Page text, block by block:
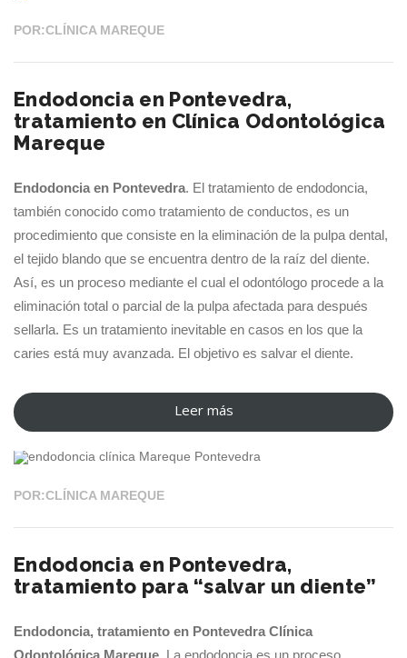
Dental
Marisol
POR:CLÍNICA MAREQUE
Endodoncia en Pontevedra,
tratamiento en Clínica Odontológica
Mareque
Endodoncia en Pontevedra. El tratamiento de endodoncia,
también conocido como tratamiento de conductos, es un
procedimiento que consiste en la eliminación de la pulpa dental,
el tejido blando que se encuentra dentro de la raíz del diente.
Así, es un proceso mediante el cual el odontólogo procede a la
eliminación total o parcial de la pulpa afectada para después
sellarla. Es un tratamiento inevitable en casos en los que la
caries está muy avanzada. El objetivo es salvar el diente.
Leer más
“Endodoncia
en
tratamiento
en
Odontológica
Mareque”
03 JUL 2023
POR:CLÍNICA MAREQUE
Endodoncia en Pontevedra,
tratamiento para “salvar un diente”
Endodoncia, tratamiento en Pontevedra Clínica
Odontológica Mareque . La endodoncia es un proceso